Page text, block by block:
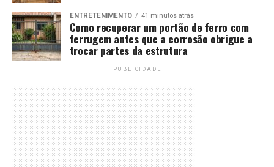
ENTRETENIMENTO 41 minutos atrás
Como recuperar um portão de ferro com
ferrugem antes que a corrosão obrigue a
trocar partes da estrutura
PUBLICIDADE